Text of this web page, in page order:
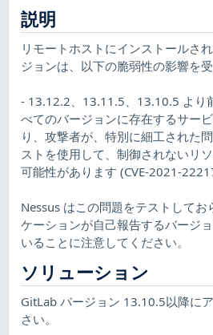
説明
リモートホストにインストールさ
ジョンは、以下の脆弱性の影響を
- 13.12.2、13.11.5、13.10.5 より
べてのバージョンに存在するサー
り、攻撃者が、特別に細工された
ストを使用して、制御されないリ
可能性があります (CVE-2021-
Nessus はこの問題をテストしてお
ケーションが自己報告するバージ
いることに注意してください。
ソリューション
GitLab バージョン 13.10.5以降に
さい。